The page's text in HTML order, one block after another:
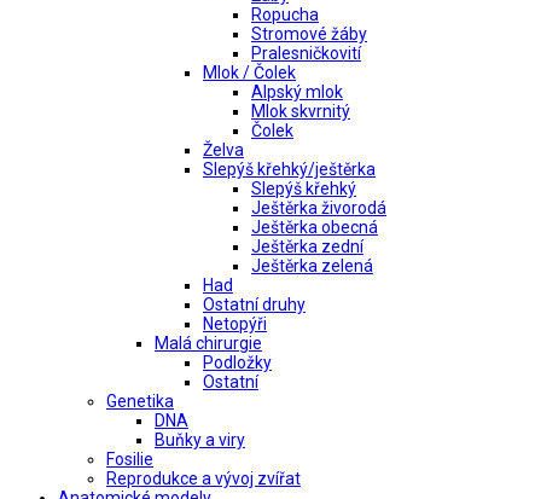
Ropucha
Stromové žáby
Pralesničkovití
Mlok / Čolek
Alpský mlok
Mlok skvrnitý
Čolek
Želva
Slepýš křehký/ještěrka
Slepýš křehký
Ještěrka živorodá
Ještěrka obecná
Ještěrka zední
Ještěrka zelená
Had
Ostatní druhy
Netopýři
Malá chirurgie
Podložky
Ostatní
Genetika
DNA
Buňky a viry
Fosilie
Reprodukce a vývoj zvířat